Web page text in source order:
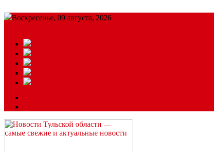
Воскресенье, 09 августа, 2026